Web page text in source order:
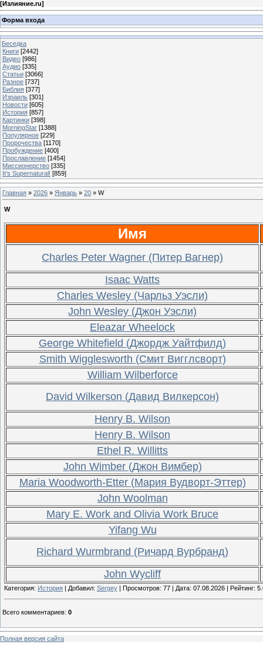
[Излияние.ru]
Форма входа
Беседка
Книги [2442]
Видео [986]
Аудио [335]
Статьи [3066]
Разное [737]
Библия [377]
Израиль [301]
Новости [605]
История [857]
Картинки [398]
MorningStar [1388]
Популярное [229]
Пророчества [1170]
Пробуждение [400]
Прославление [1454]
Миссионерство [335]
It's Supernatural! [859]
Главная » 2026 » Январь » 20 » W
W
Имя
Charles Peter Wagner (Питер Вагнер)
Isaac Watts
Charles Wesley (Чарльз Уэсли)
John Wesley (Джон Уэсли)
Eleazar Wheelock
George Whitefield (Джордж Уайтфилд)
Smith Wigglesworth (Смит Вигглсворт)
William Wilberforce
David Wilkerson (Давид Вилкерсон)
Henry B. Wilson
Henry B. Wilson
Ethel R. Willitts
John Wimber (Джон Вимбер)
Maria Woodworth-Etter (Мария Вудворт-Эттер)
John Woolman
Mary E. Work and Olivia Work Bruce
Yifang Wu
Richard Wurmbrand (Ричард Вурбранд)
John Wycliff
Категория: История | Добавил: Sergey | Просмотров: 77 | Дата: 07.08.2026 | Рейтинг:
Всего комментариев: 0
Полная версия сайта